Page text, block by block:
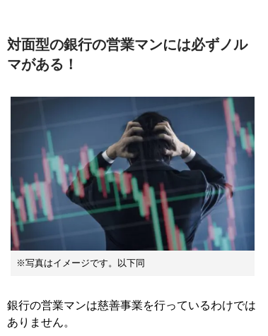
対面型の銀行の営業マンには必ずノル
マがある！
※写真はイメージです。以下同
銀行の営業マンは慈善事業を行っているわけでは
ありません。